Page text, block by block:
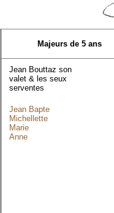
Majeurs de 5 ans
Jean Bouttaz son
valet & les seux
serventes
Jean Bapte
Michellette
Marie
Anne